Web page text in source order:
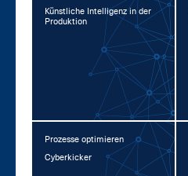
Künst­li­che In­tel­li­genz in der
Pro­duk­ti­on
Prozesse optimieren
Cy­ber­ki­cker